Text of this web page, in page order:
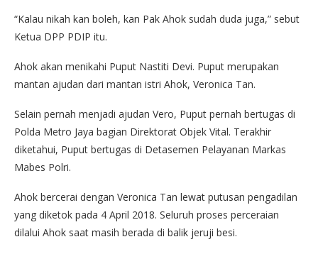
“Kalau nikah kan boleh, kan Pak Ahok sudah duda juga,” sebut
Ketua DPP PDIP itu.
Ahok akan menikahi Puput Nastiti Devi. Puput merupakan
mantan ajudan dari mantan istri Ahok, Veronica Tan.
Selain pernah menjadi ajudan Vero, Puput pernah bertugas di
Polda Metro Jaya bagian Direktorat Objek Vital. Terakhir
diketahui, Puput bertugas di Detasemen Pelayanan Markas
Mabes Polri.
Ahok bercerai dengan Veronica Tan lewat putusan pengadilan
yang diketok pada 4 April 2018. Seluruh proses perceraian
dilalui Ahok saat masih berada di balik jeruji besi.